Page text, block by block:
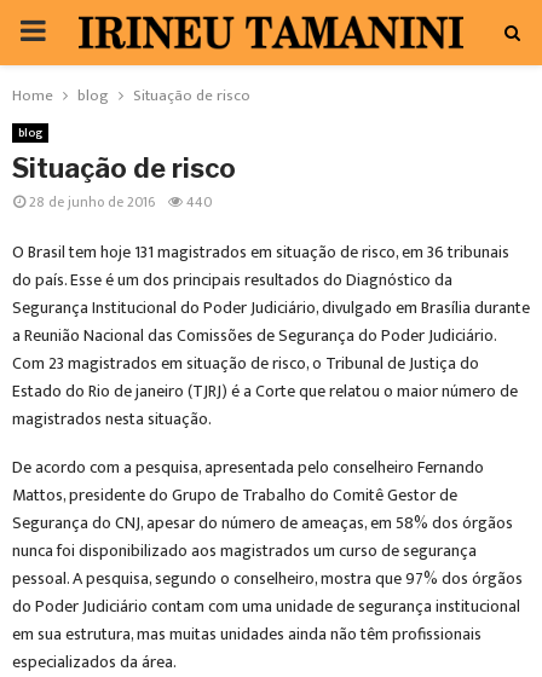
PRIMARY
MENU
Home blog Situação de risco
blog
Situação de risco
28 de junho de 2016 440
O Brasil tem hoje 131 magistrados em situação de risco, em 36 tribunais
do país. Esse é um dos principais resultados do Diagnóstico da
Segurança Institucional do Poder Judiciário, divulgado em Brasília durante
a Reunião Nacional das Comissões de Segurança do Poder Judiciário.
Com 23 magistrados em situação de risco, o Tribunal de Justiça do
Estado do Rio de janeiro (TJRJ) é a Corte que relatou o maior número de
magistrados nesta situação.
De acordo com a pesquisa, apresentada pelo conselheiro Fernando
Mattos, presidente do Grupo de Trabalho do Comitê Gestor de
Segurança do CNJ, apesar do número de ameaças, em 58% dos órgãos
nunca foi disponibilizado aos magistrados um curso de segurança
pessoal. A pesquisa, segundo o conselheiro, mostra que 97% dos órgãos
do Poder Judiciário contam com uma unidade de segurança institucional
em sua estrutura, mas muitas unidades ainda não têm profissionais
especializados da área.